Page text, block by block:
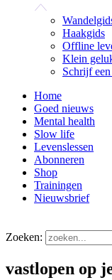
Haakgids
Offline
Klein
Schrijf
Home
Goed nieuws
Mental health
Slow life
Levenslessen
Abonneren
Shop
Trainingen
Nieuwsbrief
Zoeken:
vastlopen op